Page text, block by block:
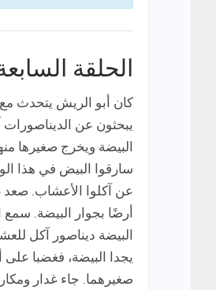
الحلقة
كان أبو الريش يتحدث
يبحثون عن
البيضة ويخرج صغيرها
سارقوا البيض في هذا
عن آكلوا الأعشاب. صعد
أرضًا بجوار البيضة.
البيضة ديناصور آكل
يجدا البيضة، فغضبا على
صغيرهما. جاء غدار